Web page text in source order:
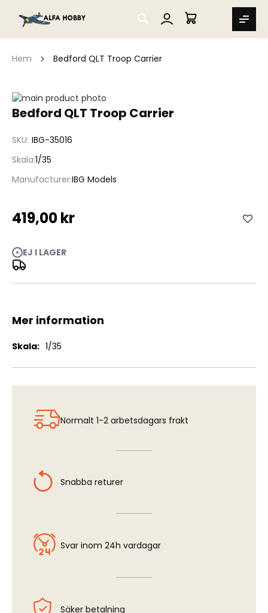
SEARCH
MIN VARUKORG
Hem Bedford QLT Troop Carrier
Bedford QLT Troop Carrier
SKU IBG-35016
Skala 1/35
ManufacturerIBG Models
419,00 kr
EJ I LAGER
Hoppa
till
bildgalleriet
Hoppa
av
bildgalleriet
Mer information
Mer
1/35
Normalt 1-2 arbetsdagars frakt
Snabba returer
Svar inom 24h vardagar
Säker betalning